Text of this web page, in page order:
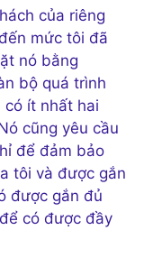
của riêng
mức tôi đã
nó bằng
bộ quá trình
có ít nhất hai
cũng yêu cầu
để đảm bảo
tôi và được gắn
được gắn đủ
có được đầy